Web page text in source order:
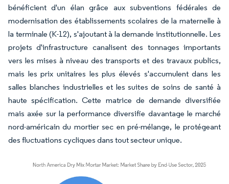
bénéficient d'un élan grâce aux subventions fédérales de
modernisation des établissements scolaires de la maternelle à
la terminale (K-12), s'ajoutant à la demande institutionnelle. Les
projets d'infrastructure canalisent des tonnages importants
vers les mises à niveau des transports et des travaux publics,
mais les prix unitaires les plus élevés s'accumulent dans les
salles blanches industrielles et les suites de soins de santé à
haute spécification. Cette matrice de demande diversifiée
mais axée sur la performance diversifie davantage le marché
nord-américain du mortier sec en pré-mélange, le protégeant
des fluctuations cycliques dans tout secteur unique.